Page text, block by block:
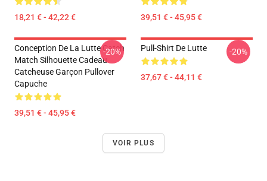
18,21 € - 42,22 € 39,51 € - 45,95 €
Conception De La Lutte Catch
Match Silhouette Cadeau
Catcheuse Garçon Pullover
Capuche
39,51 € - 45,95 €
-20% Pull-Shirt De Lutte
37,67 € - 44,11 €
-20%
VOIR PLUS